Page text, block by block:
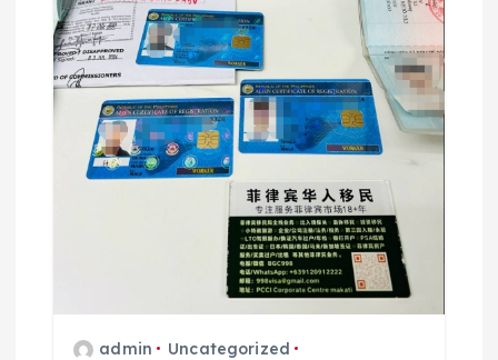
admin
Uncategorized